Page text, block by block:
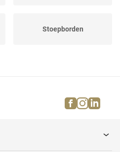
Stoepborden
Reclameborden
facebook